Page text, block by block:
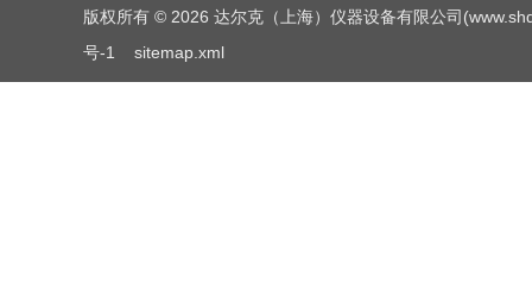
版权所有 © 2026 达尔克（上海）仪器设备有限公司
号-1
sitemap.xml